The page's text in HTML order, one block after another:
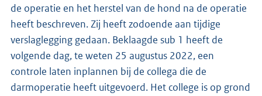
de operatie en het herstel van de hond na de operatie
heeft beschreven. Zij heeft zodoende aan tijdige
verslaglegging gedaan. Beklaagde sub 1 heeft de
volgende dag, te weten 25 augustus 2022, een
controle laten inplannen bij de collega die de
darmoperatie heeft uitgevoerd. Het college is op grond